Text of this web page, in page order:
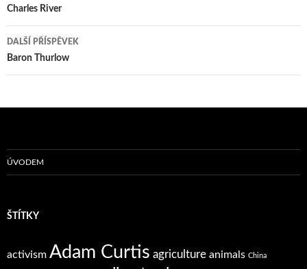
pro
příspěvky
Charles River
DALŠÍ PŘÍSPĚVEK
Baron Thurlow
ÚVODEM
ŠTÍTKY
activism Adam Curtis agriculture animals China